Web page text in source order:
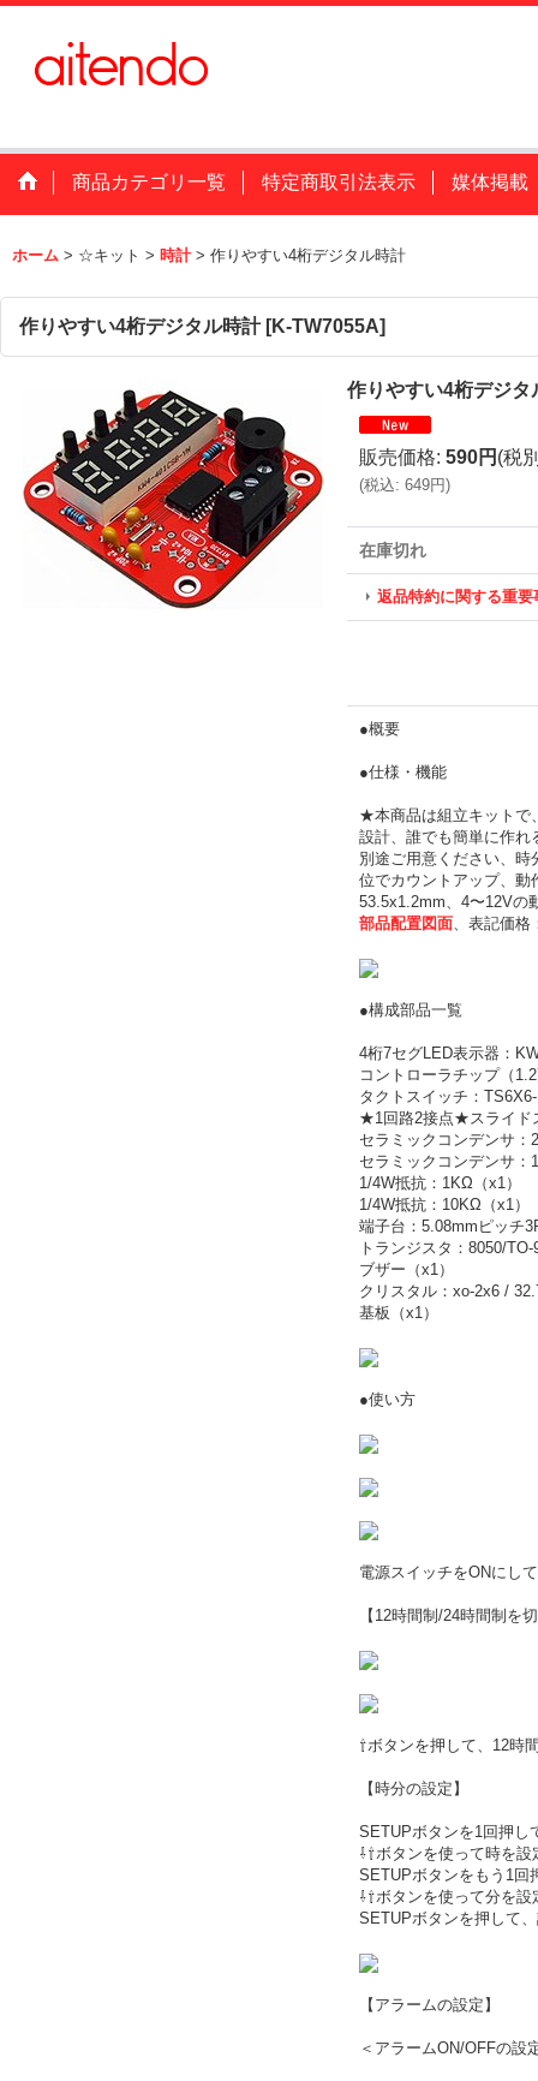
商品カテゴリ一覧 特定商取引法表示 媒体掲載
ホーム > ☆キット > 時計 > 作りやすい4桁デジタル時計
作りやすい4桁デジタル時計 [K-TW7055A]
作りやすい4桁デジタ
販売価格: 590円 (税
(税込: 649円)
在庫切れ
返品特約に関する重要
●概要
●仕様・機能
★本商品は組立キットで
設計、誰でも簡単に作れ
別途ご用意ください、
位でカウントアップ、動
53.5x1.2mm、4〜12Vの
部品配置図面、表記価格
●構成部品一覧
4桁7セグLED表示器：
コントローラチップ（
タクトスイッチ：
★1回路2接点★スライド
セラミックコンデンサ：
セラミックコンデンサ：
1/4W抵抗：1KΩ（x1）
1/4W抵抗：10KΩ（x1）
端子台：5.08mmピッチ
トランジスタ：8050/
ブザー（x1）
クリスタル：xo-2x6 /
基板（x1）
●使い方
電源スイッチをONにし
【12時間制/24時間制を
⇧ボタンを押して、12時
【時分の設定】
SETUPボタンを1回押し
⇩⇧ボタンを使って時を設
SETUPボタンをもう1回
⇩⇧ボタンを使って分を設
SETUPボタンを押して
【アラームの設定】
＜アラームON/OFFの設